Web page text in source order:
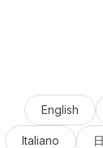
English
Italiano